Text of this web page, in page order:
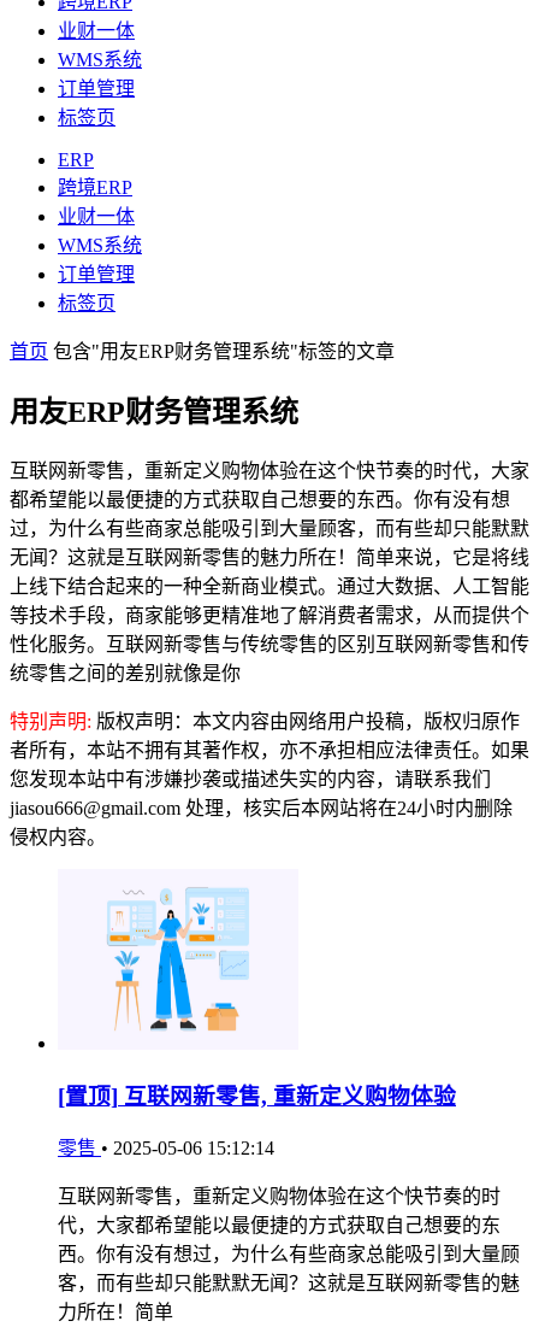
业财一体
WMS系统
订单管理
标签页
ERP
跨境ERP
业财一体
WMS系统
订单管理
标签页
首页 包含"用友ERP财务管理系统"标签的文章
用友ERP财务管理系统
互联网新零售，重新定义购物体验在这个快节奏的时代，大家
都希望能以最便捷的方式获取自己想要的东西。你有没有想
过，为什么有些商家总能吸引到大量顾客，而有些却只能默默
无闻？这就是互联网新零售的魅力所在！简单来说，它是将线
上线下结合起来的一种全新商业模式。通过大数据、人工智能
等技术手段，商家能够更精准地了解消费者需求，从而提供个
性化服务。互联网新零售与传统零售的区别互联网新零售和传
统零售之间的差别就像是你
特别声明: 版权声明：本文内容由网络用户投稿，版权归原作
者所有，本站不拥有其著作权，亦不承担相应法律责任。如果
您发现本站中有涉嫌抄袭或描述失实的内容，请联系我们
jiasou666@gmail.com 处理，核实后本网站将在24小时内删除
侵权内容。
[置顶] 互联网新零售, 重新定义购物体验
零售 • 2025-05-06 15:12:14
互联网新零售，重新定义购物体验在这个快节奏的时
代，大家都希望能以最便捷的方式获取自己想要的东
西。你有没有想过，为什么有些商家总能吸引到大量顾
客，而有些却只能默默无闻？这就是互联网新零售的魅
力所在！简单